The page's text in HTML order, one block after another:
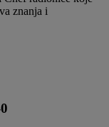
znanja i